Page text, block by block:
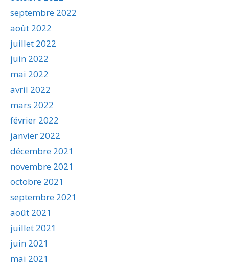
septembre 2022
août 2022
juillet 2022
juin 2022
mai 2022
avril 2022
mars 2022
février 2022
janvier 2022
décembre 2021
novembre 2021
octobre 2021
septembre 2021
août 2021
juillet 2021
juin 2021
mai 2021